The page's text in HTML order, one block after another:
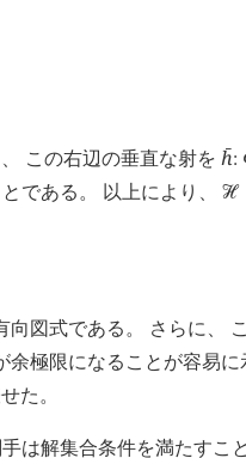
この右辺の垂直な射を 󰔄
h:
である。 以上により、 󰒟
向図式である。 さらに、
余極限になることが容易
た。
は解集合条件を満たすこ